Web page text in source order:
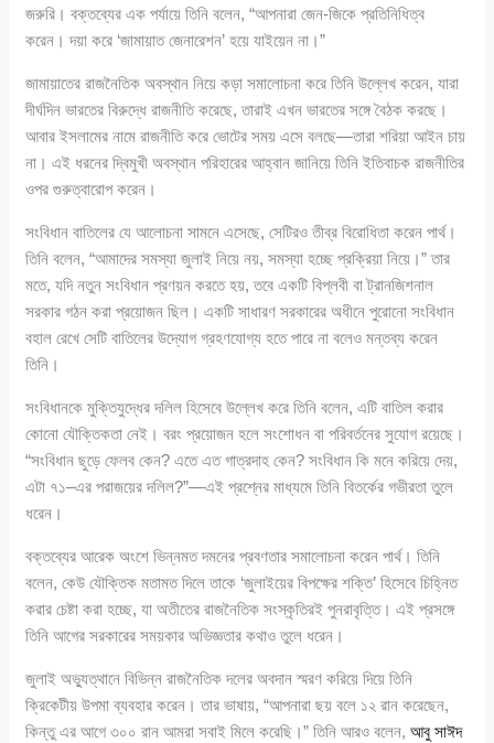
জরুরি। বক্তব্যের এক পর্যায়ে তিনি বলেন, “আপনারা জেন-জিকে প্রতিনিধিত্ব
করেন। দয়া করে ‘জামায়াত জেনারেশন’ হয়ে যাইয়েন না।”
জামায়াতের রাজনৈতিক অবস্থান নিয়ে কড়া সমালোচনা করে তিনি উল্লেখ করেন, যারা
দীর্ঘদিন ভারতের বিরুদ্ধে রাজনীতি করেছে, তারাই এখন ভারতের সঙ্গে বৈঠক করছে।
আবার ইসলামের নামে রাজনীতি করে ভোটের সময় এসে বলছে—তারা শরিয়া আইন চায়
না। এই ধরনের দ্বিমুখী অবস্থান পরিহারের আহ্বান জানিয়ে তিনি ইতিবাচক রাজনীতির
ওপর গুরুত্বারোপ করেন।
সংবিধান বাতিলের যে আলোচনা সামনে এসেছে, সেটিরও তীব্র বিরোধিতা করেন পার্থ।
তিনি বলেন, “আমাদের সমস্যা জুলাই নিয়ে নয়, সমস্যা হচ্ছে প্রক্রিয়া নিয়ে।” তার
মতে, যদি নতুন সংবিধান প্রণয়ন করতে হয়, তবে একটি বিপ্লবী বা ট্রানজিশনাল
সরকার গঠন করা প্রয়োজন ছিল। একটি সাধারণ সরকারের অধীনে পুরোনো সংবিধান
বহাল রেখে সেটি বাতিলের উদ্যোগ গ্রহণযোগ্য হতে পারে না বলেও মন্তব্য করেন
তিনি।
সংবিধানকে মুক্তিযুদ্ধের দলিল হিসেবে উল্লেখ করে তিনি বলেন, এটি বাতিল করার
কোনো যৌক্তিকতা নেই। বরং প্রয়োজন হলে সংশোধন বা পরিবর্তনের সুযোগ রয়েছে।
“সংবিধান ছুড়ে ফেলব কেন? এতে এত গাত্রদাহ কেন? সংবিধান কি মনে করিয়ে দেয়,
এটা ৭১–এর পরাজয়ের দলিল?”—এই প্রশ্নের মাধ্যমে তিনি বিতর্কের গভীরতা তুলে
ধরেন।
বক্তব্যের আরেক অংশে ভিন্নমত দমনের প্রবণতার সমালোচনা করেন পার্থ। তিনি
বলেন, কেউ যৌক্তিক মতামত দিলে তাকে ‘জুলাইয়ের বিপক্ষের শক্তি’ হিসেবে চিহ্নিত
করার চেষ্টা করা হচ্ছে, যা অতীতের রাজনৈতিক সংস্কৃতিরই পুনরাবৃত্তি। এই প্রসঙ্গে
তিনি আগের সরকারের সময়কার অভিজ্ঞতার কথাও তুলে ধরেন।
জুলাই অভ্যুত্থানে বিভিন্ন রাজনৈতিক দলের অবদান স্মরণ করিয়ে দিয়ে তিনি
ক্রিকেটীয় উপমা ব্যবহার করেন। তার ভাষায়, “আপনারা ছয় বলে ১২ রান করেছেন,
কিন্তু এর আগে ৩০০ রান আমরা সবাই মিলে করেছি।” তিনি আরও বলেন,আবু সাঈদ